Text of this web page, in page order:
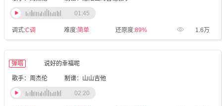
调式:C调 难度:简单 还原度:89% 1.6万
01:45
弹唱 说好的幸福呢
歌手：周杰伦 制谱：山山吉他
02:20